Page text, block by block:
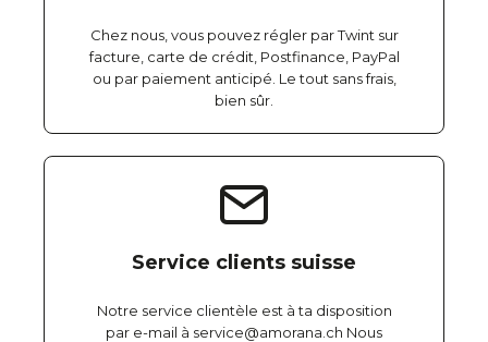
Chez nous, vous pouvez régler par Twint sur
facture, carte de crédit, Postfinance, PayPal
ou par paiement anticipé. Le tout sans frais,
bien sûr.
Service clients suisse
Notre service clientèle est à ta disposition
par e-mail à service@amorana.ch Nous